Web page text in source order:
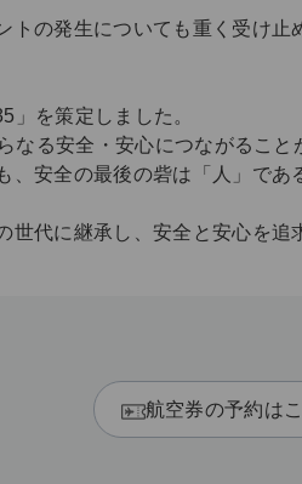
トの発生についても重く受け
」を策定しました。
なる安全・安心につながるこ
安全の最後の砦は「人」であ
代に継承し、安全と安心を追
航空券の予約は